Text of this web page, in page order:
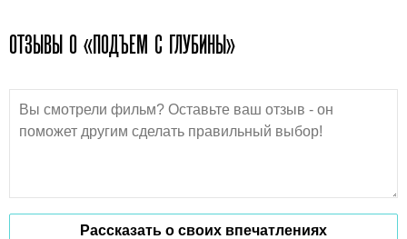
ОТЗЫВЫ О «ПОДЪЕМ С ГЛУБИНЫ»
Рассказать о своих впечатлениях